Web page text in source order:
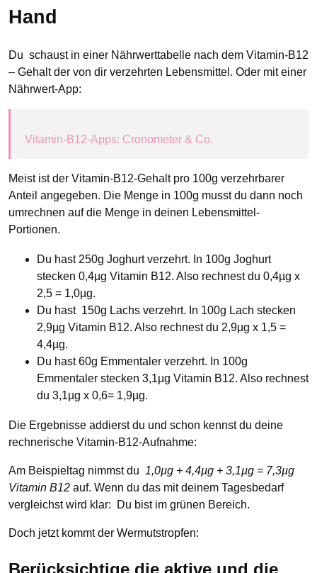
Hand
Du schaust in einer Nährwerttabelle nach dem Vitamin-B12
– Gehalt der von dir verzehrten Lebensmittel. Oder mit einer
Nährwert-App:
Vitamin-B12-Apps: Cronometer & Co.
Meist ist der Vitamin-B12-Gehalt pro 100g verzehrbarer
Anteil angegeben. Die Menge in 100g musst du dann noch
umrechnen auf die Menge in deinen Lebensmittel-
Portionen.
Du hast 250g Joghurt verzehrt. In 100g Joghurt
stecken 0,4µg Vitamin B12. Also rechnest du 0,4µg x
2,5 = 1,0µg.
Du hast 150g Lachs verzehrt. In 100g Lach stecken
2,9µg Vitamin B12. Also rechnest du 2,9µg x 1,5 =
4,4µg.
Du hast 60g Emmentaler verzehrt. In 100g
Emmentaler stecken 3,1µg Vitamin B12. Also rechnest
du 3,1µg x 0,6= 1,9µg.
Die Ergebnisse addierst du und schon kennst du deine
rechnerische Vitamin-B12-Aufnahme:
Am Beispieltag nimmst du 1,0µg + 4,4µg + 3,1µg = 7,3µg
Vitamin B12 auf. Wenn du das mit deinem Tagesbedarf
vergleichst wird klar: Du bist im grünen Bereich.
Doch jetzt kommt der Wermutstropfen: